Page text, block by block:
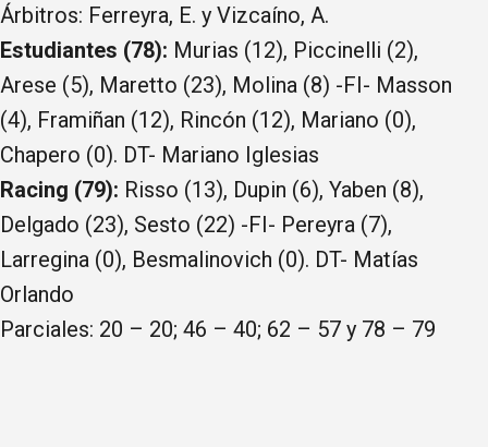
Árbitros: Ferreyra, E. y Vizcaíno, A.
Estudiantes (78): Murias (12), Piccinelli (2),
Arese (5), Maretto (23), Molina (8) -FI- Masson
(4), Framiñan (12), Rincón (12), Mariano (0),
Chapero (0). DT- Mariano Iglesias
Racing (79): Risso (13), Dupin (6), Yaben (8),
Delgado (23), Sesto (22) -FI- Pereyra (7),
Larregina (0), Besmalinovich (0). DT- Matías
Orlando
Parciales: 20 – 20; 46 – 40; 62 – 57 y 78 – 79